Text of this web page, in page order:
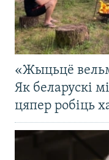
«Жыцьцё
Як беларускі
цяпер робіць